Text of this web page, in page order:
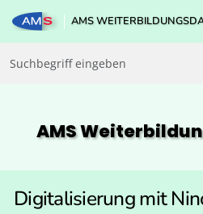
AMS
AMS
Digitalisierung mit